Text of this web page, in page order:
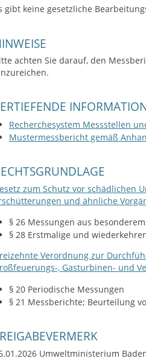
gibt keine gesetzliche
achten Sie darauf, den
Recherchesystem Messstellen
Mustermessbericht gemäß
zum Schutz vor schädlichen
und ähnliche
§ 26 Messungen aus
§ 28 Erstmalige und
Verordnung zur
, Gasturbinen- und
§ 20 Periodische Messungen
§ 21 Messberichte; Beurteilung
Umweltministerium